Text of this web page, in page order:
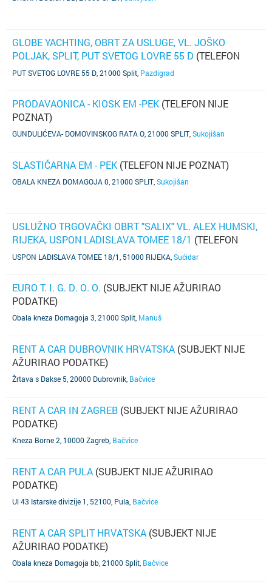
GLOBE YACHTING, OBRT ZA USLUGE, VL. JOŠKO
POLJAK, SPLIT, PUT SVETOG LOVRE 55 D (TELEFON
NIJE POZNAT)
PUT SVETOG LOVRE 55 D, 21000 Split Pazdigrad
PRODAVAONICA - KIOSK EM -PEK (TELEFON NIJE
POZNAT)
GUNDULIĆEVA- DOMOVINSKOG RATA O, 21000 SPLIT Sukojišan
SLASTIČARNA EM - PEK (TELEFON NIJE POZNAT)
OBALA KNEZA DOMAGOJA 0, 21000 SPLIT Sukojišan
USLUŽNO TRGOVAČKI OBRT "SALIX" VL. ALEX HUMSKI,
RIJEKA, USPON LADISLAVA TOMEE 18/1 (TELEFON
NIJE POZNAT)
USPON LADISLAVA TOMEE 18/1, 51000 RIJEKA Sućidar
EURO T. I. G. D. O. O. (SUBJEKT NIJE AŽURIRAO
PODATKE)
Obala kneza Domagoja 3, 21000 Split Manuš
RENT A CAR DUBROVNIK HRVATSKA (SUBJEKT NIJE
AŽURIRAO PODATKE)
Žrtava s Dakse 5, 20000 Dubrovnik Bačvice
RENT A CAR IN ZAGREB (SUBJEKT NIJE AŽURIRAO
PODATKE)
Kneza Borne 2, 10000 Zagreb Bačvice
RENT A CAR PULA (SUBJEKT NIJE AŽURIRAO
PODATKE)
Ul 43 Istarske divizije 1, 52100, Pula Bačvice
RENT A CAR SPLIT HRVATSKA (SUBJEKT NIJE
AŽURIRAO PODATKE)
Obala kneza Domagoja bb, 21000 Split Bačvice